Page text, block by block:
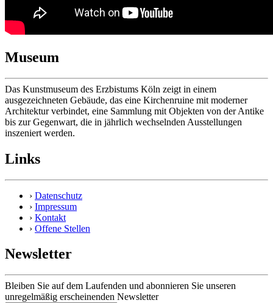
Museum
Das Kunstmuseum des Erzbistums Köln zeigt in einem
ausgezeichneten Gebäude, das eine Kirchenruine mit moderner
Architektur verbindet, eine Sammlung mit Objekten von der Antike
bis zur Gegenwart, die in jährlich wechselnden Ausstellungen
inszeniert werden.
Links
› Datenschutz
› Impressum
› Kontakt
› Offene Stellen
Newsletter
Bleiben Sie auf dem Laufenden und abonnieren Sie unseren
unregelmäßig erscheinenden Newsletter